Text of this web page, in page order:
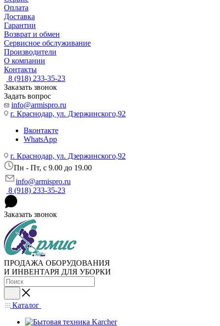
Оплата
Доставка
Гарантии
Возврат и обмен
Сервисное обслуживание
Производители
О компании
Контакты
8 (918) 233-35-23
Заказать звонок
Задать вопрос
info@armispro.ru
г. Краснодар, ул. Дзержинского,92
Вконтакте
WhatsApp
г. Краснодар, ул. Дзержинского,92
Пн - Пт, c 9.00 до 19.00
info@armispro.ru
8 (918) 233-35-23
Заказать звонок
ПРОДАЖА ОБОРУДОВАНИЯ
И ИНВЕНТАРЯ ДЛЯ УБОРКИ
Каталог